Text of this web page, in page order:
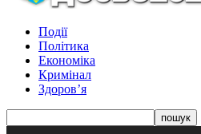
Події
Політика
Економіка
Кримінал
Здоров’я